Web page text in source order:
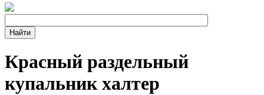
Красный раздельный
купальник халтер